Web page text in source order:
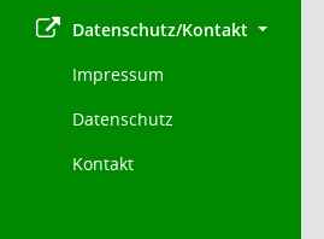
Datenschutz/Kontakt
Impressum
Datenschutz
Kontakt